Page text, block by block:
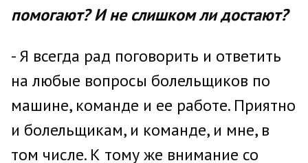
помогают? И не слишком ли достают?
- Я всегда рад поговорить и ответить
на любые вопросы болельщиков по
машине, команде и ее работе. Приятно
и болельщикам, и команде, и мне, в
том числе. К тому же внимание со